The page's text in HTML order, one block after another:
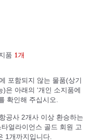
품 1개
포함되지 않는 물품(상기
은 아래의 ‘개인 소지품에
확인해 주십시오.
공사 2개사 이상 환승하는
얼라이언스 골드 회원 고
1개까지입니다.